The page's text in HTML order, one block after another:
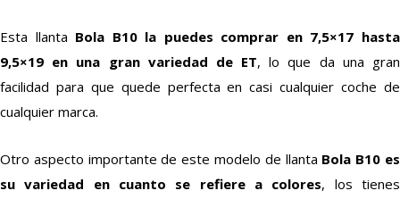
Esta llanta Bola B10 la puedes comprar en 7,5×17 hasta
9,5×19 en una gran variedad de ET, lo que da una gran
facilidad para que quede perfecta en casi cualquier coche de
cualquier marca.
Otro aspecto importante de este modelo de llanta Bola B10 es
su variedad en cuanto se refiere a colores, los tienes